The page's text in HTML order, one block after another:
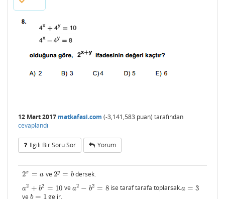
12 Mart 2017 matkafasi.com (-3,141,583 puan) tarafından
cevaplandı
Ilgili Bir Soru Sor Yorum
2x = a
2x a ve 2y = b
2y =b dersek.
a2 + b2 = 10
a2 +b2=10 ve a2 − b2 = 8
a2 −b2=8 ise taraf tarafa toplarsak.a = 3
a=3
ve b = 1
b =1 gelir.